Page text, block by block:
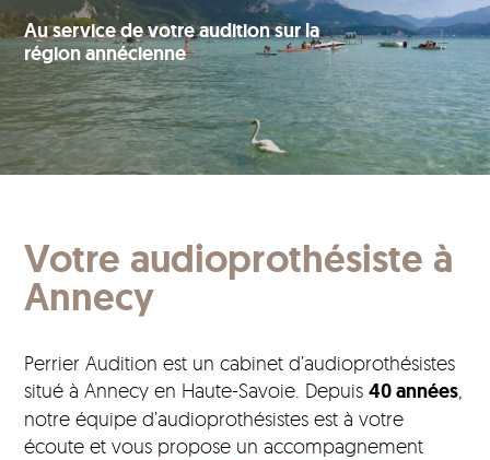
Au service de votre audition sur la
région annécienne
Votre audioprothésiste à
Annecy
Perrier Audition est un cabinet d’audioprothésistes
situé à Annecy en Haute-Savoie. Depuis40 années
notre équipe d’audioprothésistes est à votre
écoute et vous propose un accompagnement